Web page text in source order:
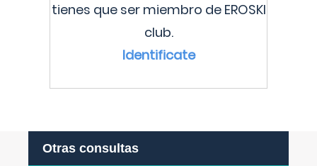
tienes que ser miembro de EROSKI
club.
Identificate
Otras consultas